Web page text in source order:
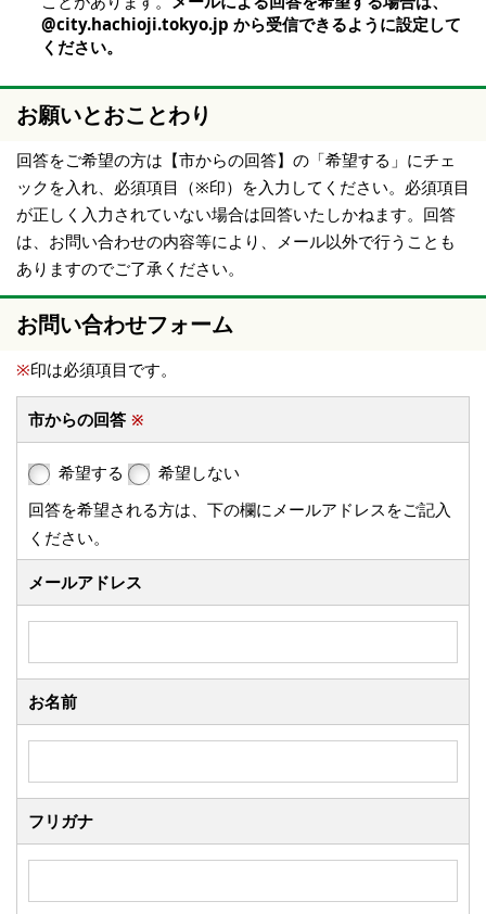
@city.hachioji.tokyo.jp から受信できるように設定して
ください。
お願いとおことわり
回答をご希望の方は【市からの回答】の「希望する」にチェ
ックを入れ、必須項目（※印）を入力してください。必須項目
が正しく入力されていない場合は回答いたしかねます。回答
は、お問い合わせの内容等により、メール以外で行うことも
ありますのでご了承ください。
お問い合わせフォーム
※印は必須項目です。
市からの回答 ※
希望する
希望しない
回答を希望される方は、下の欄にメールアドレスをご記入
ください。
メールアドレス
お名前
フリガナ